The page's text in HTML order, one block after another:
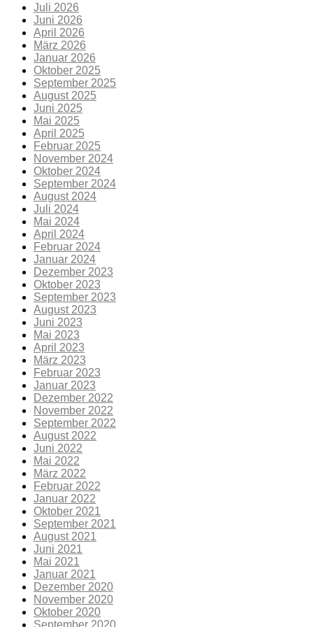
Juli 2026
Juni 2026
April 2026
März 2026
Januar 2026
Oktober 2025
September 2025
August 2025
Juni 2025
Mai 2025
April 2025
Februar 2025
November 2024
Oktober 2024
September 2024
August 2024
Juli 2024
Mai 2024
April 2024
Februar 2024
Januar 2024
Dezember 2023
Oktober 2023
September 2023
August 2023
Juni 2023
Mai 2023
April 2023
März 2023
Februar 2023
Januar 2023
Dezember 2022
November 2022
September 2022
August 2022
Juni 2022
Mai 2022
März 2022
Februar 2022
Januar 2022
Oktober 2021
September 2021
August 2021
Juni 2021
Mai 2021
Januar 2021
Dezember 2020
November 2020
Oktober 2020
September 2020